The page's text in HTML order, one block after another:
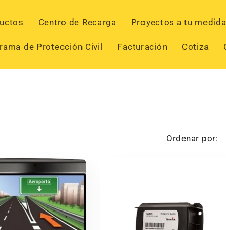
Centro de Recarga Proyectos a tu medida
de Protección Civil Facturación Cotiza
Ordenar por: